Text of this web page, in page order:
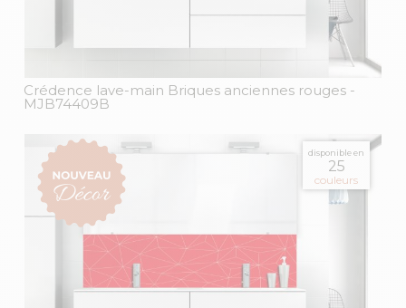
Crédence lave-main Briques anciennes rouges -
MJB74409B
disponible en
25
couleurs